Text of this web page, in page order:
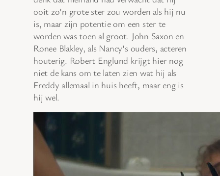
ooit zo’n grote ster zou worden als hij nu
is, maar zijn potentie om een ster te
worden was toen al groot. John Saxon en
Ronee Blakley, als Nancy’s ouders, acteren
houterig. Robert Englund krijgt hier nog
niet de kans om te laten zien wat hij als
Freddy allemaal in huis heeft, maar eng is
hij wel.